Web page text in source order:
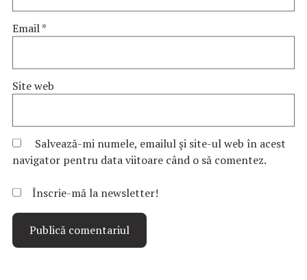
Email*
Site web
Salvează-mi numele, emailul și site-ul web în acest
navigator pentru data viitoare când o să comentez.
Înscrie-mă la newsletter!